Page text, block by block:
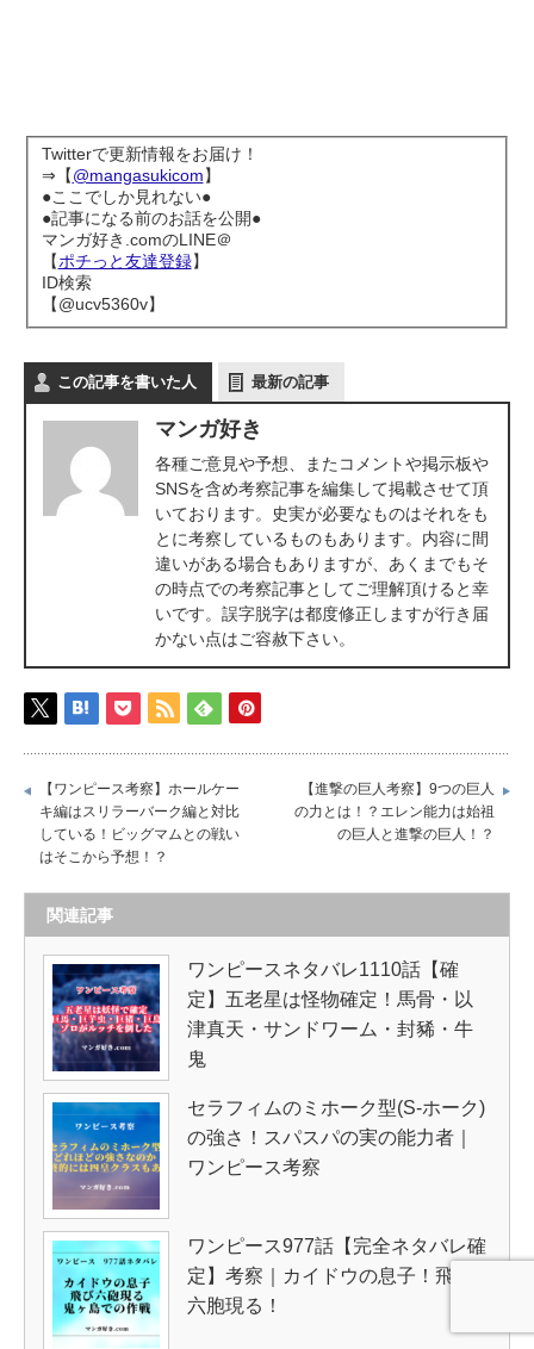
Twitterで更新情報をお届け！
⇒【@mangasukicom】
●ここでしか見れない●
●記事になる前のお話を公開●
マンガ好き.comのLINE＠
【ポチっと友達登録】
ID検索
【@ucv5360v】
この記事を書いた人 最新の記事
マンガ好き
各種ご意見や予想、またコメントや掲示板や
SNSを含め考察記事を編集して掲載させて頂
いております。史実が必要なものはそれをも
とに考察しているものもあります。内容に間
違いがある場合もありますが、あくまでもそ
の時点での考察記事としてご理解頂けると幸
いです。誤字脱字は都度修正しますが行き届
かない点はご容赦下さい。
【ワンピース考察】ホールケー
キ編はスリラーバーク編と対比
している！ビッグマムとの戦い
はそこから予想！？
【進撃の巨人考察】9つの巨人
の力とは！？エレン能力は始祖
の巨人と進撃の巨人！？
関連記事
ワンピースネタバレ1110話【確
定】五老星は怪物確定！馬骨・以
津真天・サンドワーム・封豨・牛
鬼
セラフィムのミホーク型(S-ホーク)
の強さ！スパスパの実の能力者｜
ワンピース考察
ワンピース977話【完全ネタバレ確
定】考察｜カイドウの息子！飛び
六胞現る！